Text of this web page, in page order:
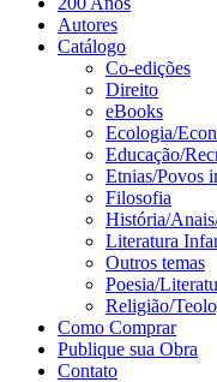
Autores
Catálogo
Co-edições
Direito
eBooks
Ecologia/
Educação/
Etnias/Povos
Filosofia
História/
Literatura
Outros temas
Poesia/
Religião/
Como Comprar
Publique sua Obra
Contato